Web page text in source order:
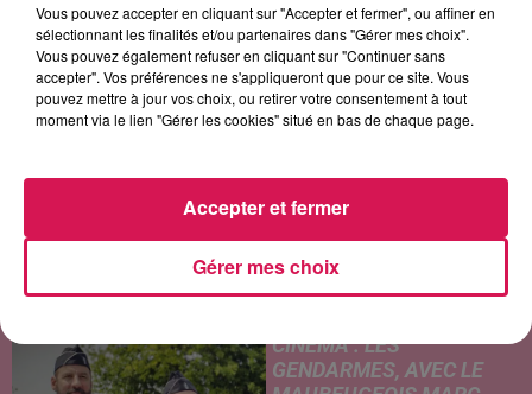
LES ARTICLES LES PLUS CONSULTÉS
WATISSART
Selon des informations
rapportées ce lundi par nos
confrères de La Voix du Nord,
dans le plan d'eau de la base
de loisirs du...
CINÉMA : LES
GENDARMES, AVEC LE
Vous pouvez accepter en cliquant sur "Accepter et fermer", ou affiner en
sélectionnant les finalités et/ou partenaires dans "Gérer mes choix".
Vous pouvez également refuser en cliquant sur "Continuer sans
accepter". Vos préférences ne s'appliqueront que pour ce site. Vous
pouvez mettre à jour vos choix, ou retirer votre consentement à tout
moment via le lien "Gérer les cookies" situé en bas de chaque page.
Gérer mes choix
Accepter et fermer